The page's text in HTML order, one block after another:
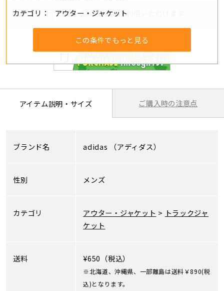
カテゴリ
アウター・ジャケット
この条件でもっと見る
分割・リボ払いもご利用いただけます
アイテム説明・サイズ ご購入時の注意点
ブランド名 adidas （アディダス）
性別 メンズ
カテゴリ アウター・ジャケット > トラックジャ
ケット
送料 ¥650（税込）
※北海道、沖縄県、一部離島は送料￥890(税
込)となります。